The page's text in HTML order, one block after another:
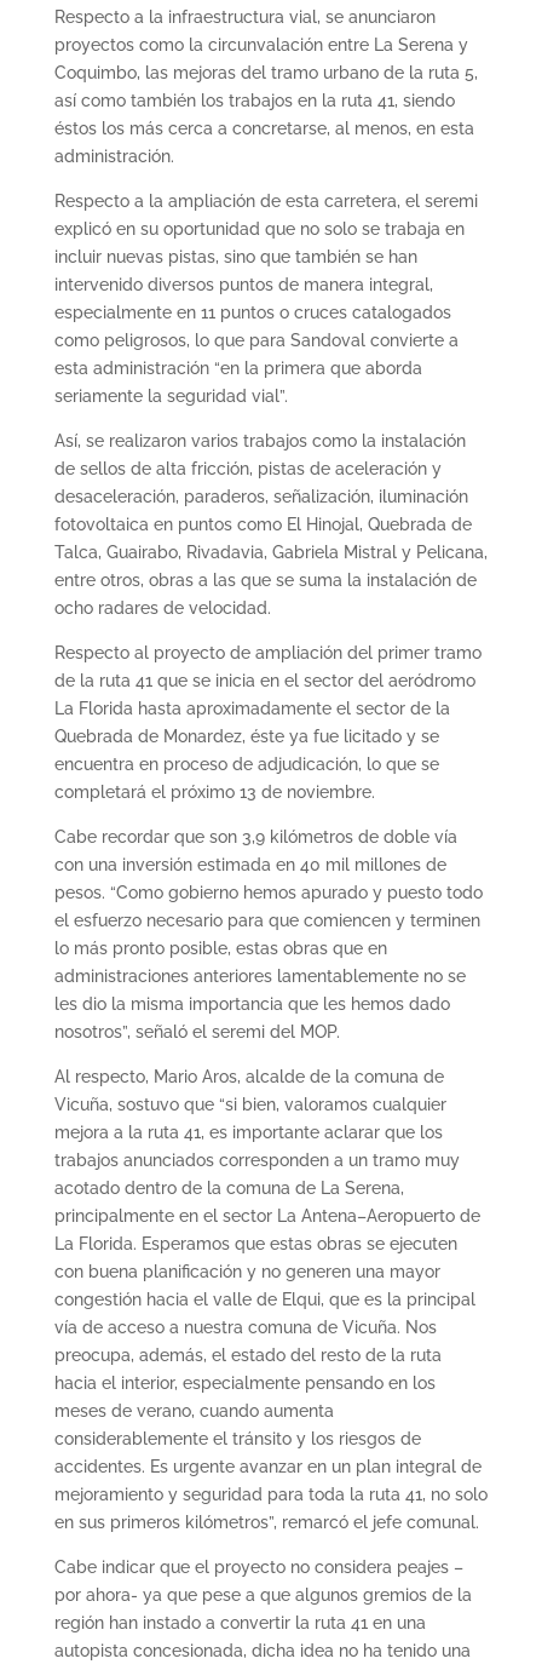
Respecto a la infraestructura vial, se anunciaron
proyectos como la circunvalación entre La Serena y
Coquimbo, las mejoras del tramo urbano de la ruta 5,
así como también los trabajos en la ruta 41, siendo
éstos los más cerca a concretarse, al menos, en esta
administración.
Respecto a la ampliación de esta carretera, el seremi
explicó en su oportunidad que no solo se trabaja en
incluir nuevas pistas, sino que también se han
intervenido diversos puntos de manera integral,
especialmente en 11 puntos o cruces catalogados
como peligrosos, lo que para Sandoval convierte a
esta administración “en la primera que aborda
seriamente la seguridad vial”.
Así, se realizaron varios trabajos como la instalación
de sellos de alta fricción, pistas de aceleración y
desaceleración, paraderos, señalización, iluminación
fotovoltaica en puntos como El Hinojal, Quebrada de
Talca, Guairabo, Rivadavia, Gabriela Mistral y Pelicana,
entre otros, obras a las que se suma la instalación de
ocho radares de velocidad.
Respecto al proyecto de ampliación del primer tramo
de la ruta 41 que se inicia en el sector del aeródromo
La Florida hasta aproximadamente el sector de la
Quebrada de Monardez, éste ya fue licitado y se
encuentra en proceso de adjudicación, lo que se
completará el próximo 13 de noviembre.
Cabe recordar que son 3,9 kilómetros de doble vía
con una inversión estimada en 40 mil millones de
pesos. “Como gobierno hemos apurado y puesto todo
el esfuerzo necesario para que comiencen y terminen
lo más pronto posible, estas obras que en
administraciones anteriores lamentablemente no se
les dio la misma importancia que les hemos dado
nosotros”, señaló el seremi del MOP.
Al respecto, Mario Aros, alcalde de la comuna de
Vicuña, sostuvo que “si bien, valoramos cualquier
mejora a la ruta 41, es importante aclarar que los
trabajos anunciados corresponden a un tramo muy
acotado dentro de la comuna de La Serena,
principalmente en el sector La Antena–Aeropuerto de
La Florida. Esperamos que estas obras se ejecuten
con buena planificación y no generen una mayor
congestión hacia el valle de Elqui, que es la principal
vía de acceso a nuestra comuna de Vicuña. Nos
preocupa, además, el estado del resto de la ruta
hacia el interior, especialmente pensando en los
meses de verano, cuando aumenta
considerablemente el tránsito y los riesgos de
accidentes. Es urgente avanzar en un plan integral de
mejoramiento y seguridad para toda la ruta 41, no solo
en sus primeros kilómetros”, remarcó el jefe comunal.
Cabe indicar que el proyecto no considera peajes –
por ahora- ya que pese a que algunos gremios de la
región han instado a convertir la ruta 41 en una
autopista concesionada, dicha idea no ha tenido una